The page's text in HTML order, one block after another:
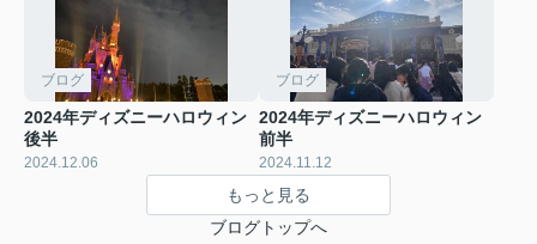
ブログ
2024年ディズニーハロウィン
後半
2024.12.06
ブログ
2024年ディズニーハロウィン
前半
2024.11.12
もっと見る
ブログトップへ